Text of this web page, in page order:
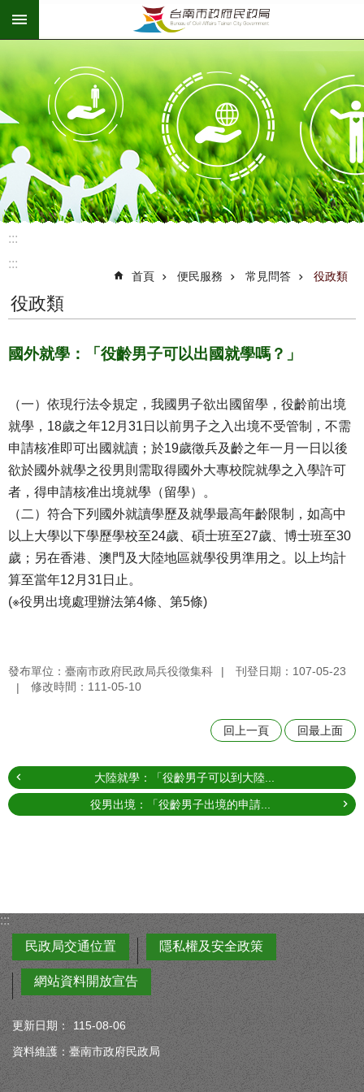
跳到主要內容區塊
:::
:::
首頁 便民服務 常見問答 役政類
役政類
國外就學：「役齡男子可以出國就學嗎？」
（一）依現行法令規定，我國男子欲出國留學，役齡前出境
就學，18歲之年12月31日以前男子之入出境不受管制，不需
申請核准即可出國就讀；於19歲徵兵及齡之年一月一日以後
欲於國外就學之役男則需取得國外大專校院就學之入學許可
者，得申請核准出境就學（留學）。
（二）符合下列國外就讀學歷及就學最高年齡限制，如高中
以上大學以下學歷學校至24歲、碩士班至27歲、博士班至30
歲；另在香港、澳門及大陸地區就學役男準用之。以上均計
算至當年12月31日止。
(※役男出境處理辦法第4條、第5條)
發布單位：臺南市政府民政局兵役徵集科
刊登日期：107-05-23
修改時間：111-05-10
回上一頁 回最上面
大陸就學：「役齡男子可以到大陸...
役男出境：「役齡男子出境的申請...
:::
民政局交通位置
隱私權及安全政策
網站資料開放宣告
更新日期：
115-08-06
資料維護：臺南市政府民政局